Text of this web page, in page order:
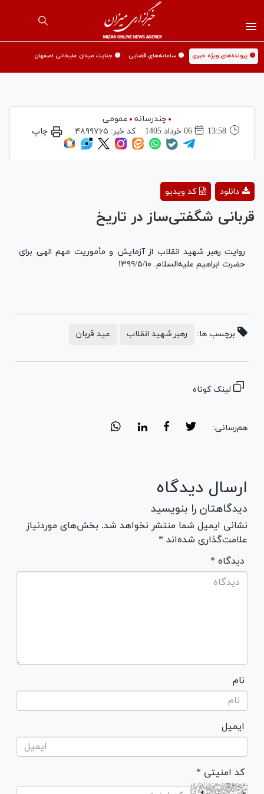
🟡 پرونده‌های ویژه خبری 🟡 سامانه‌های قضایی 🟡 جنایت میدان علیخانی اصفهان
چندرسانه
عمومی
13:58
06 خرداد 1405 کد خبر: ۴۸۹۹۷۶۵ چاپ
Video
کد ویدیو دانلود
قربانی شگفتی‌ساز در تاریخ
روایت رهبر شهید انقلاب از آزمایش و مأموریت مهم الهی برای
حضرت ابراهیم علیه‌السلام. ۱۳۹۹/۵/۱۰.
برچسب ها: رهبر شهید انقلاب عید قربان
لینک کوتاه
هم‌رسانی:
ارسال دیدگاه
دیدگاهتان را بنویسید
نشانی ایمیل شما منتشر نخواهد شد. بخش‌های موردنیاز
علامت‌گذاری شده‌اند *
* دیدگاه
نام
ایمیل
* کد امنیتی